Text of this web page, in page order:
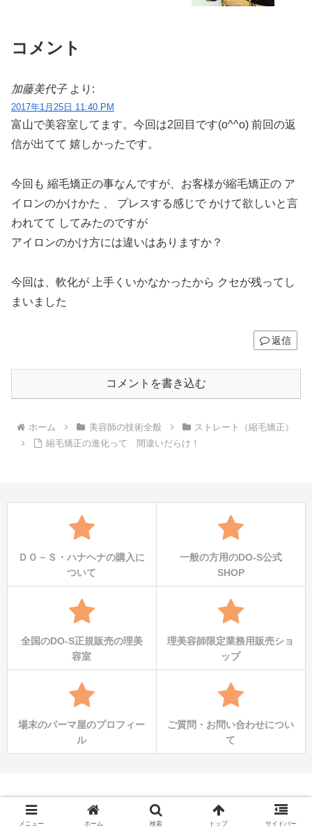
コメント
加藤美代子 より:
2017年1月25日 11:40 PM
富山で美容室してます。今回は2回目です(o^^o) 前回の返
信が出てて 嬉しかったです。
今回も 縮毛矯正の事なんですが、お客様が縮毛矯正の ア
イロンのかけかた 、 プレスする感じで かけて欲しいと言
われてて してみたのですが
アイロンのかけ方には違いはありますか？
今回は、軟化が 上手くいかなかったから クセが残ってし
まいました
返信
コメントを書き込む
ホーム 美容師の技術全般
ストレート（縮毛矯正）
縮毛矯正の進化って 間違いだらけ！
ＤＯ－Ｓ・ハナヘナの購入に
ついて
一般の方用のDO-S公式
SHOP
全国のDO-S正規販売の理美
容室
理美容師限定業務用販売ショ
ップ
場末のパーマ屋のプロフィー
ル
ご質問・お問い合わせについ
て
場末のパーマ屋の美容師日記
メニュー ホーム 検索 トップ サイドバー